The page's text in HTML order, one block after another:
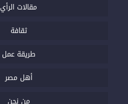
مقالات الرأي
ثقافة
طريقة عمل
أهل مصر
من نحن